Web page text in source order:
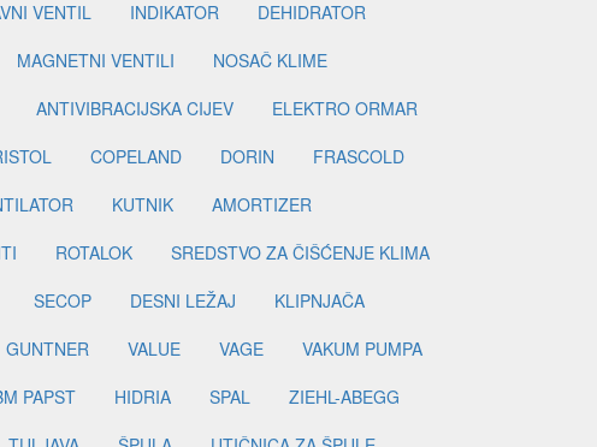
COPELAND DORIN
FRASCOLD
KUTNIK
AMORTIZER
ROTALOK
SREDSTVO ZA ČIŠĆENJE KLIMA
SECOP DESNI LEŽAJ
KLIPNJAČA
GUNTNER VALUE VAGE
VAKUM PUMPA
PAPST HIDRIA SPAL
ZIEHL-ABEGG
TULJAVA ŠPULA
UTIČNICA ZA ŠPULE
TERMOMETAR
VENTIL ZA PUNJENJE
ULOŽAK DEHIDRATORA